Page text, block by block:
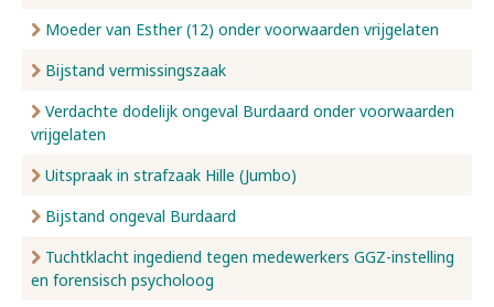
Moeder van Esther (12) onder voorwaarden vrijgelaten
Bijstand vermissingszaak
Verdachte dodelijk ongeval Burdaard onder voorwaarden
vrijgelaten
Uitspraak in strafzaak Hille (Jumbo)
Bijstand ongeval Burdaard
Tuchtklacht ingediend tegen medewerkers GGZ-instelling
en forensisch psycholoog